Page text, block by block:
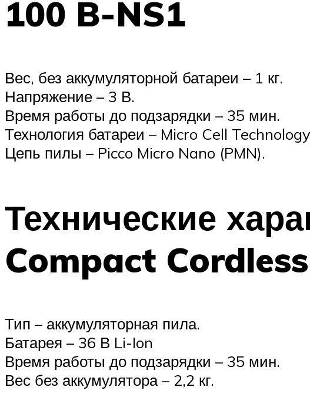
100 B-NS1
Вес, без аккумуляторной батареи – 1 кг.
Напряжение – 3 В.
Время работы до подзарядки – 35 мин.
Технология батареи – Micro Cell Technology
Цепь пилы – Picco Micro Nano (PMN).
Технические
Compact
Тип – аккумуляторная пила.
Батарея – 36 В Li-Ion
Время работы до подзарядки – 35 мин.
Вес без аккумулятора – 2,2 кг.